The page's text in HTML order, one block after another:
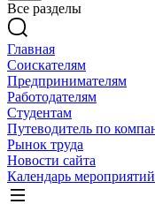
Все разделы
Главная
Соискателям
Предпринимателям
Работодателям
Студентам
Путеводитель по
Рынок труда
Новости сайта
Календарь мероприятий